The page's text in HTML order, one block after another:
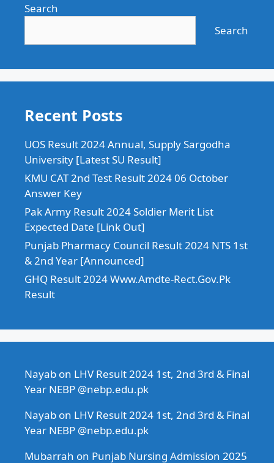
Search
Search
Recent Posts
UOS Result 2024 Annual, Supply Sargodha
University [Latest SU Result]
KMU CAT 2nd Test Result 2024 06 October
Answer Key
Pak Army Result 2024 Soldier Merit List
Expected Date [Link Out]
Punjab Pharmacy Council Result 2024 NTS 1st
& 2nd Year [Announced]
GHQ Result 2024 Www.Amdte-Rect.Gov.Pk
Result
Nayab on LHV Result 2024 1st, 2nd 3rd & Final
Year NEBP @nebp.edu.pk
Nayab on LHV Result 2024 1st, 2nd 3rd & Final
Year NEBP @nebp.edu.pk
Mubarrah on Punjab Nursing Admission 2025